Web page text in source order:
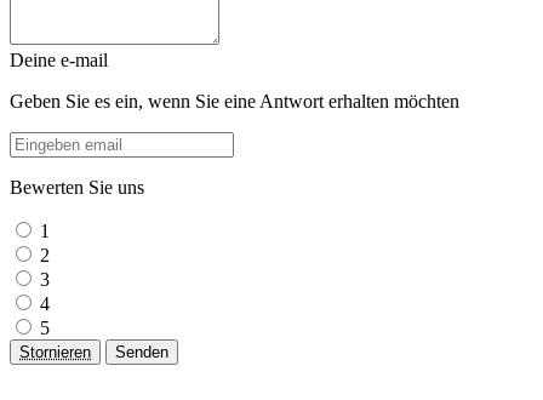
Deine e-mail
Geben Sie es ein, wenn Sie eine Antwort erhalten möchten
Bewerten Sie uns
1
2
3
4
5
Stornieren Senden